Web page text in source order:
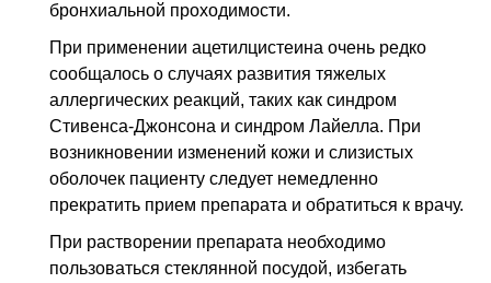
бронхиальной проходимости.
При применении ацетилцистеина очень редко
сообщалось о случаях развития тяжелых
аллергических реакций, таких как синдром
Стивенса-Джонсона и синдром Лайелла. При
возникновении изменений кожи и слизистых
оболочек пациенту следует немедленно
прекратить прием препарата и обратиться к врачу.
При растворении препарата необходимо
пользоваться стеклянной посудой, избегать